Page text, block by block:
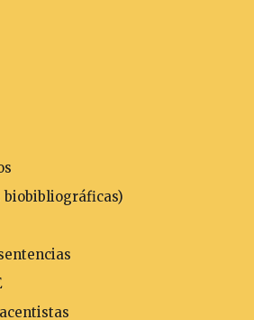
biobibliográficas)